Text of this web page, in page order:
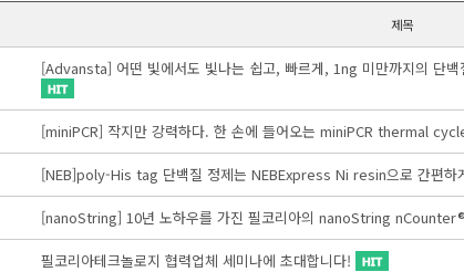
제목
[Advansta] 어떤 빛에서도 빛나는 쉽고, 빠르게, 1ng 미만까지의 단
[miniPCR] 작지만 강력하다. 한 손에 들어오는 miniPCR thermal
[NEB]poly-His tag 단백질 정제는 NEBExpress Ni resin으로 간편하
[nanoString] 10년 노하우를 가진 필코리아의 nanoString
필코리아테크놀로지 협력업체 세미나에 초대합니다!